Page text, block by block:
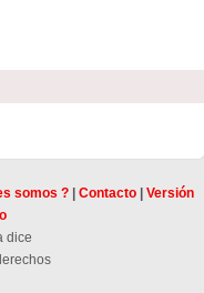
somos ? Contacto
Versión
dice